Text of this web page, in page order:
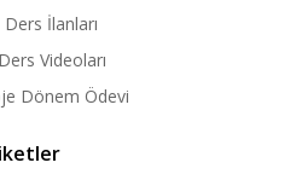
İlanları
Videoları
Dönem Ödevi